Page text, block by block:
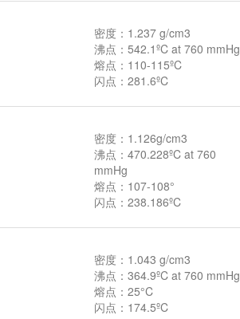
密度：1.237 g/cm3
沸点：542.1ºC at 760 mmHg
熔点：110-115ºC
闪点：281.6ºC
密度：1.126g/cm3
沸点：470.228ºC at 760
mmHg
熔点：107-108°
闪点：238.186ºC
密度：1.043 g/cm3
沸点：364.9ºC at 760 mmHg
熔点：25°C
闪点：174.5ºC